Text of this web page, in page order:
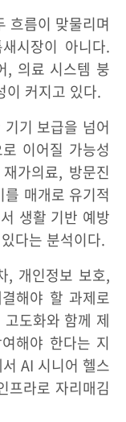
흐름이 맞물리며
시장이 아니다.
, 의료 시스템 붕
이 커지고 있다.
기 보급을 넘어
이어질 가능성
가의료, 방문진
매개로 유기적
생활 기반 예방
다는 분석이다.
, 개인정보 보호,
해야 할 과제로
도화와 함께 제
해야 한다는 지
AI 시니어 헬스
프라로 자리매김